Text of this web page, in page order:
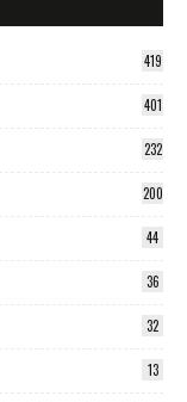
419
401
232
200
44
36
32
13